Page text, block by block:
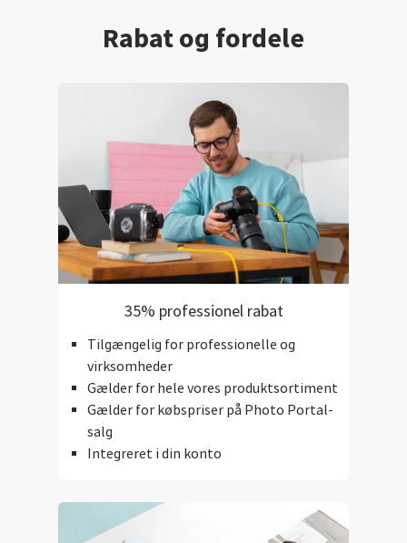
Rabat og fordele
35% professionel rabat
Tilgængelig for professionelle og
virksomheder
Gælder for hele vores produktsortiment
Gælder for købspriser på Photo Portal-
salg
Integreret i din konto